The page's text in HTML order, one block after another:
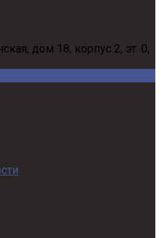
дом 18, корпус 2, эт. 0,